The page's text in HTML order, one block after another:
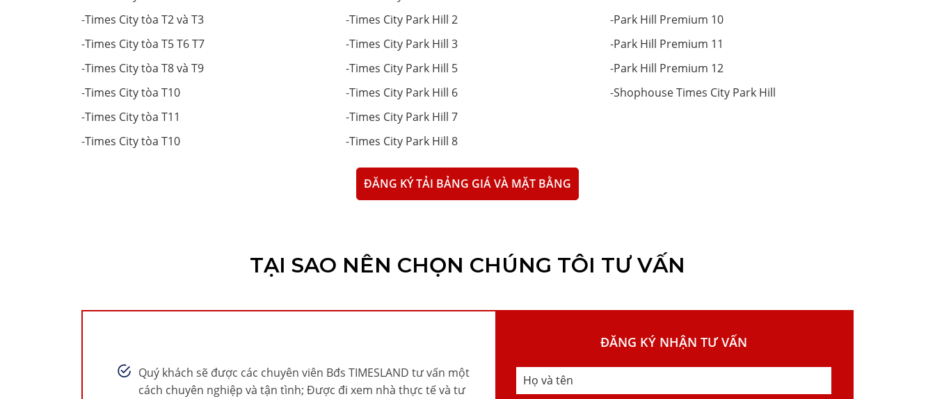
-Times City tòa T2 và T3
-Times City tòa T5 T6 T7
-Times City tòa T8 và T9
-Times City tòa T10
-Times City tòa T11
-Times City tòa T10
-Times City Park Hill 2
-Times City Park Hill 3
-Times City Park Hill 5
-Times City Park Hill 6
-Times City Park Hill 7
-Times City Park Hill 8
-Park Hill Premium 10
-Park Hill Premium 11
-Park Hill Premium 12
-Shophouse Times City Park Hill
ĐĂNG KÝ TẢI BẢNG GIÁ VÀ MẶT BẰNG
TẠI SAO NÊN CHỌN CHÚNG TÔI TƯ VẤN
Quý khách sẽ được các chuyên viên Bđs TIMESLAND tư vấn một
cách chuyên nghiệp và tận tình; Được đi xem nhà thực tế và tư
ĐĂNG KÝ NHẬN TƯ VẤN